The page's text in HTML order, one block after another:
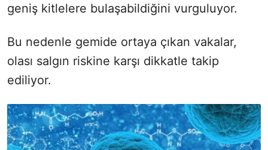
geniş kitlelere bulaşabildiğini vurguluyor.
Bu nedenle gemide ortaya çıkan vakalar,
olası salgın riskine karşı dikkatle takip
ediliyor.